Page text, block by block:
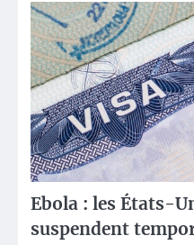
Ebola : les États-
suspendent